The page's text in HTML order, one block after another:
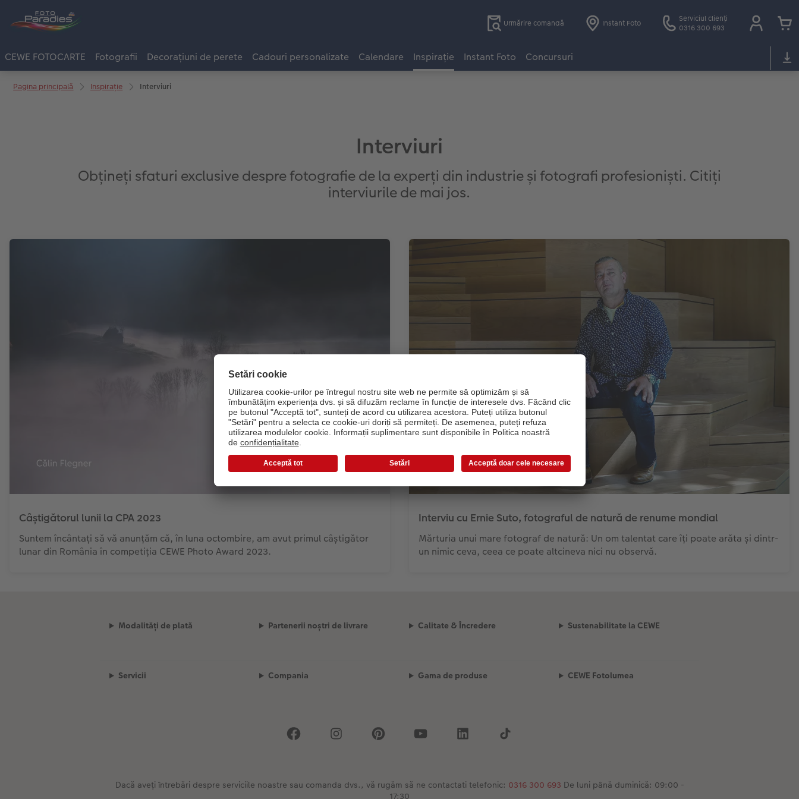
Urmărire comandă Instant Foto
Serviciul clienți
0316 300 693
CEWE FOTOCARTE Fotografii Decorațiuni de perete Cadouri personalizate Calendare Inspirație Instant Foto Concursuri
Pagina principală Inspirație Interviuri
Interviuri
Obțineți sfaturi exclusive despre fotografie de la experți din industrie și fotografi profesioniști. Citiți
interviurile de mai jos.
Câștigătorul lunii la CPA 2023
Suntem încântați să vă anunțăm că, în luna octombire, am avut primul câștigător
lunar din România în competiția CEWE Photo Award 2023.
Interviu cu Ernie Suto, fotograful de natură de renume mondial
Mărturia unui mare fotograf de natură: Un om talentat care îți poate arăta și dintr-
un nimic ceva, ceea ce poate altcineva nici nu observă.
Modalități de plată Partenerii noștri de livrare Calitate & Încredere Sustenabilitate la CEWE
Servicii Compania Gama de produse CEWE Fotolumea
Dacă aveți întrebări despre serviciile noastre sau comanda dvs., vă rugăm să ne contactati telefonic: 0316 300 693 De luni până duminică: 09:00 -
17:30